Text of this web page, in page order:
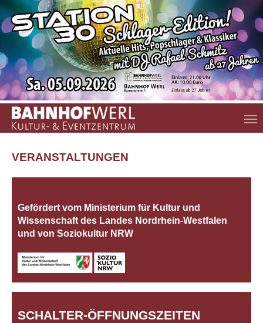
Zum Hauptinhalt springen
VERANSTALTUNGEN
Gefördert vom Ministerium für Kultur und
Wissenschaft des Landes Nordrhein‐Westfalen
und von Soziokultur NRW
SCHALTER-ÖFFNUNGSZEITEN